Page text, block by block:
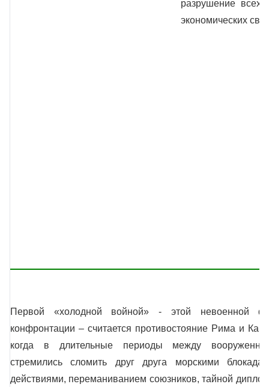
разрушение всех
экономических
Первой «холодной войной» - этой невоенной
конфронтации – считается противостояние Рима и
когда в длительные периоды между
стремились сломить друг друга морскими
действиями, переманиванием союзников, тайной